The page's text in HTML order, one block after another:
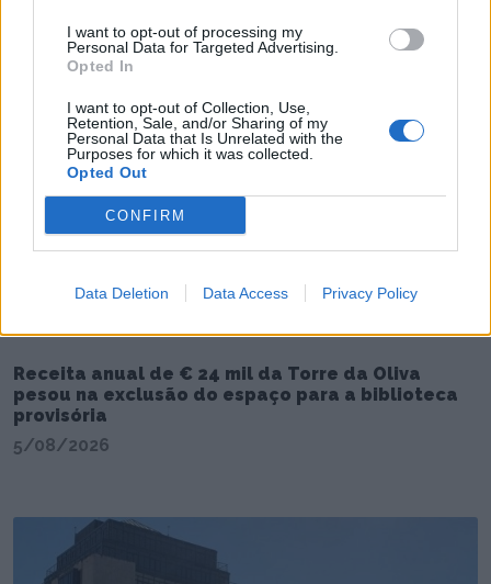
I want to opt-out of processing my
Personal Data for Targeted Advertising.
Opted In
I want to opt-out of Collection, Use,
Retention, Sale, and/or Sharing of my
Personal Data that Is Unrelated with the
Purposes for which it was collected.
Opted Out
CONFIRM
Data Deletion Data Access Privacy Policy
Receita anual de € 24 mil da Torre da Oliva
pesou na exclusão do espaço para a biblioteca
provisória
5/08/2026